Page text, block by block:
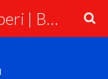
En Hesaplı Kredi Rehberi | Bankalar ve Krediler